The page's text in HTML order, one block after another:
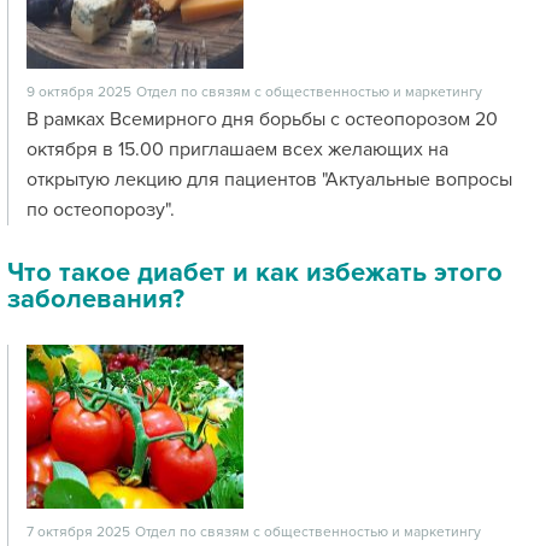
9 октября 2025 Отдел по связям с общественностью и маркетингу
В рамках Всемирного дня борьбы с остеопорозом 20
октября в 15.00 приглашаем всех желающих на
открытую лекцию для пациентов "Актуальные вопросы
по остеопорозу".
Что такое диабет и как избежать этого
заболевания?
7 октября 2025 Отдел по связям с общественностью и маркетингу